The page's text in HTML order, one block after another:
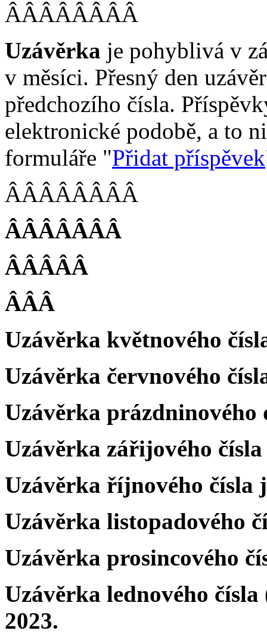
ÂÂÂÂÂÂÂÂ
Uzávěrka je pohyblivá v
v měsíci. Přesný den
předchozího čísla.
elektronické podobě, a to
formuláře "Přidat příspěvek
ÂÂÂÂÂÂÂÂ
ÂÂÂÂÂÂÂ
ÂÂÂÂÂ
ÂÂÂ
Uzávěrka květnového
Uzávěrka červnového
Uzávěrka prázdninového
Uzávěrka zářijového
Uzávěrka říjnového čísla
Uzávěrka listopadového
Uzávěrka prosincového
Uzávěrka lednového
2023.